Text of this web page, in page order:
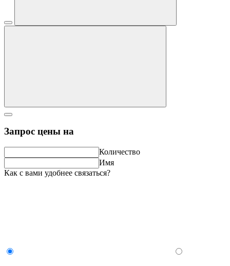
Запрос цены на
Количество
Имя
Как с вами удобнее связаться?